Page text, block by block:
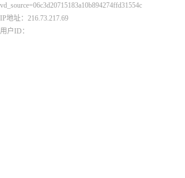
vd_source=06c3d20715183a10b894274ffd31554c
IP地址：216.73.217.69
用户ID：